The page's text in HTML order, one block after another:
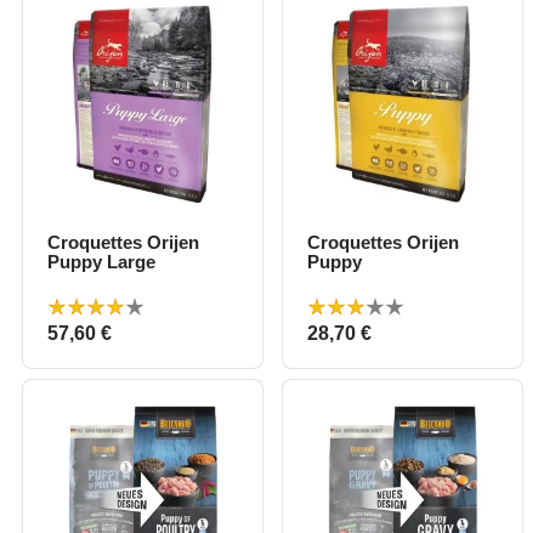
Croquettes Orijen
Puppy Large
Prix
57,60 €
Croquettes Orijen
Puppy
Prix
28,70 €